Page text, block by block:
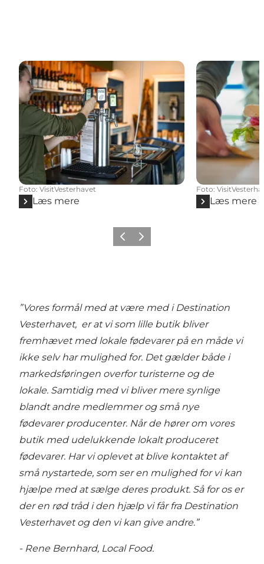
Foto: VisitVesterhavet
Læs mere
Foto:
Læs mere
ForrigeNæste
”Vores formål med at være med i Destination
Vesterhavet, er at vi som lille butik bliver
fremhævet med lokale fødevarer på en måde vi
ikke selv har mulighed for. Det gælder både i
markedsføringen overfor turisterne og de
lokale. Samtidig med vi bliver mere synlige
blandt andre medlemmer og små nye
fødevarer producenter. Når de hører om vores
butik med udelukkende lokalt produceret
fødevarer. Har vi oplevet at blive kontaktet af
små nystartede, som ser en mulighed for vi kan
hjælpe med at sælge deres produkt. Så for os er
der en rød tråd i den hjælp vi får fra Destination
Vesterhavet og den vi kan give andre.”
- Rene Bernhard, Local Food.